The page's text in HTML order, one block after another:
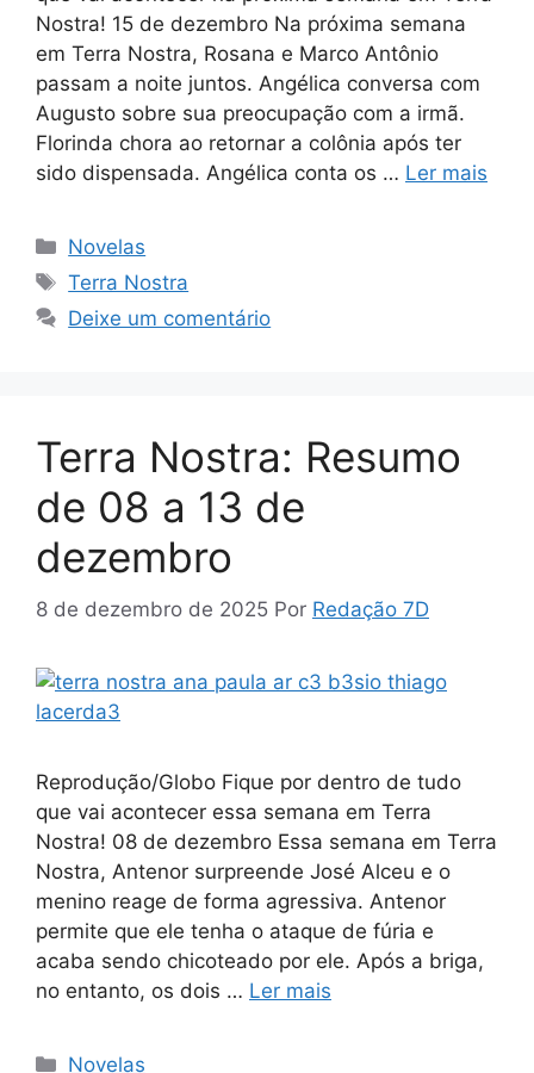
Nostra! 15 de dezembro Na próxima semana
em Terra Nostra, Rosana e Marco Antônio
passam a noite juntos. Angélica conversa com
Augusto sobre sua preocupação com a irmã.
Florinda chora ao retornar a colônia após ter
sido dispensada. Angélica conta os … Ler mais
Categorias
Novelas
Tags
Terra Nostra
Deixe um comentário
Terra Nostra: Resumo
de 08 a 13 de
dezembro
8 de dezembro de 2025 Por Redação 7D
Reprodução/Globo Fique por dentro de tudo
que vai acontecer essa semana em Terra
Nostra! 08 de dezembro Essa semana em Terra
Nostra, Antenor surpreende José Alceu e o
menino reage de forma agressiva. Antenor
permite que ele tenha o ataque de fúria e
acaba sendo chicoteado por ele. Após a briga,
no entanto, os dois … Ler mais
Categorias
Novelas